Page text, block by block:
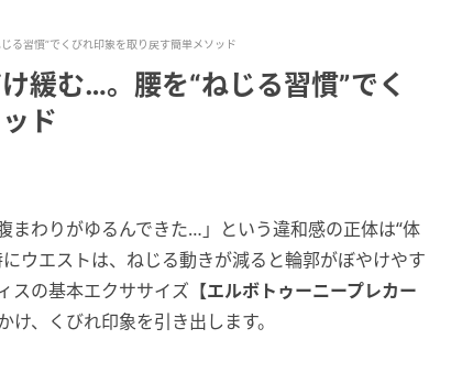
る習慣”でくびれ印象を取り戻す簡単メソッド
緩む…。腰を“ねじる習慣”でく
ド
まわりがゆるんできた…」という違和感の正体は“体
ウエストは、ねじる動きが減ると輪郭がぼやけやす
スの基本エクササイズ 【エルボトゥーニープレカー
、くびれ印象を引き出します。